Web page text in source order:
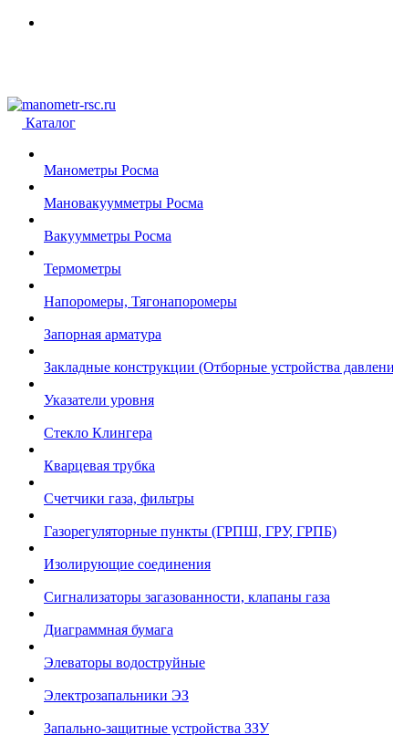
Каталог
Манометры Росма
Мановакуумметры Росма
Вакуумметры Росма
Термометры
Напоромеры, Тягонапоромеры
Запорная арматура
Закладные конструкции (Отборные устройства
Указатели уровня
Стекло Клингера
Кварцевая трубка
Счетчики газа, фильтры
Газорегуляторные пункты (ГРПШ, ГРУ, ГРПБ)
Изолирующие соединения
Сигнализаторы загазованности, клапаны газа
Диаграммная бумага
Элеваторы водоструйные
Электрозапальники ЭЗ
Запально-защитные устройства ЗЗУ